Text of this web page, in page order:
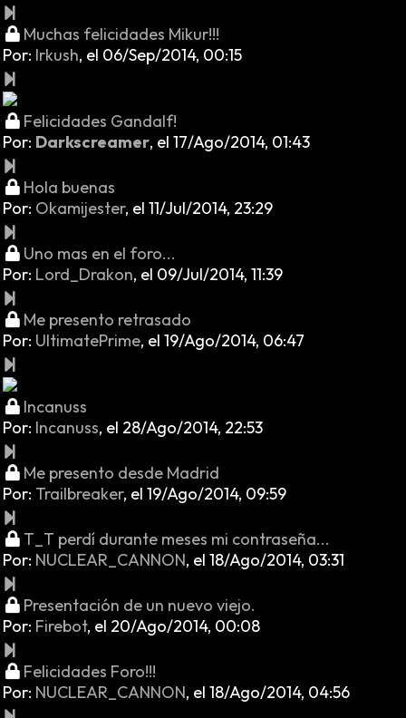
Muchas felicidades Mikur!!!
Por: Irkush, el 06/Sep/2014, 00:15
Felicidades Gandalf!
Por: Darkscreamer, el 17/Ago/2014, 01:43
Hola buenas
Por: Okamijester, el 11/Jul/2014, 23:29
Uno mas en el foro...
Por: Lord_Drakon, el 09/Jul/2014, 11:39
Me presento retrasado
Por: UltimatePrime, el 19/Ago/2014, 06:47
Incanuss
Por: Incanuss, el 28/Ago/2014, 22:53
Me presento desde Madrid
Por: Trailbreaker, el 19/Ago/2014, 09:59
T_T perdí durante meses mi contraseña...
Por: NUCLEAR_CANNON, el 18/Ago/2014, 03:31
Presentación de un nuevo viejo.
Por: Firebot, el 20/Ago/2014, 00:08
Felicidades Foro!!!
Por: NUCLEAR_CANNON, el 18/Ago/2014, 04:56